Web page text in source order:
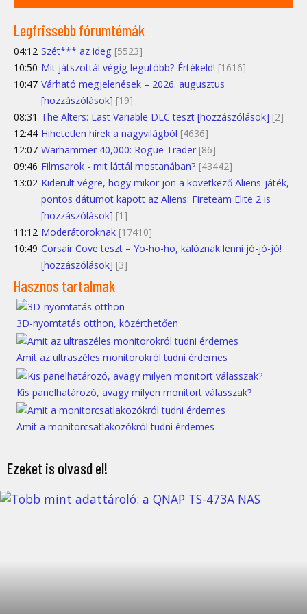
Legfrissebb fórumtémák
04:12 Szét*** az ideg [5523]
10:50 Mit játszottál végig legutóbb? Értékeld! [1616]
10:47 Várható megjelenések – 2026. augusztus
[hozzászólások] [19]
08:31 The Alters: Last Variable DLC teszt [hozzászólások] [2]
12:44 Hihetetlen hírek a nagyvilágból [4636]
12:07 Warhammer 40,000: Rogue Trader [86]
09:46 Filmsarok - mit láttál mostanában? [43442]
13:02 Kiderült végre, hogy mikor jön a következő Aliens-játék,
pontos dátumot kapott az Aliens: Fireteam Elite 2 is
[hozzászólások] [1]
11:12 Moderátoroknak [17410]
10:49 Corsair Cove teszt – Yo-ho-ho, kalóznak lenni jó-jó-jó!
[hozzászólások] [3]
Hasznos tartalmak
3D-nyomtatás otthon, közérthetően
Amit az ultraszéles monitorokról tudni érdemes
Kis panelhatározó, avagy milyen monitort válasszak?
Amit a monitorcsatlakozókról tudni érdemes
Ezeket is olvasd el!